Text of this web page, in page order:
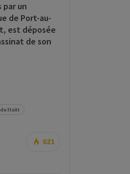
un
de Port-au-
est déposée
de son
Haïti
621